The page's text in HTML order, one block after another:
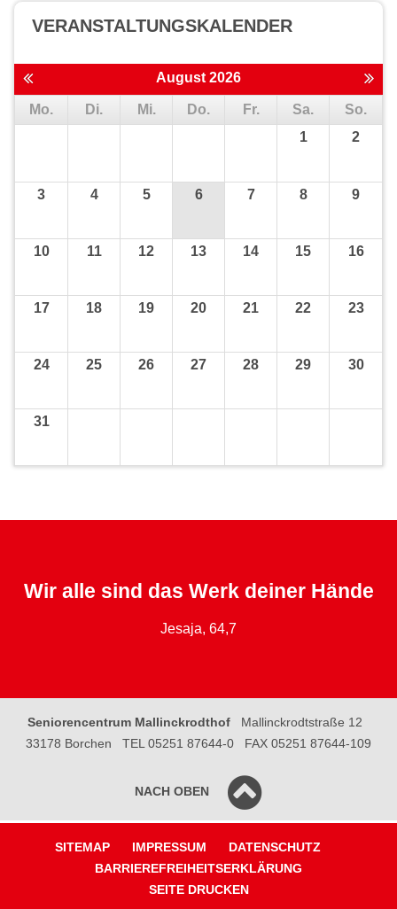
VERANSTALTUNGS­KALENDER
August 2026
Mo. Di. Mi. Do. Fr. Sa.
So.
1
2
3 4 5 6 7 8 9
10 11 12 13 14 15 16
17 18 19 20 21 22 23
24 25 26 27 28 29 30
31
Wir alle sind das Werk deiner Hände
Jesaja, 64,7
Seniorencentrum Mallinckrodthof
Mallinckrodtstraße 12
33178 Borchen
TEL 05251 87644-0 FAX 05251 87644-109
NACH OBEN
SITEMAP IMPRESSUM
DATENSCHUTZ
BARRIEREFREIHEITSERKLÄRUNG
SEITE DRUCKEN